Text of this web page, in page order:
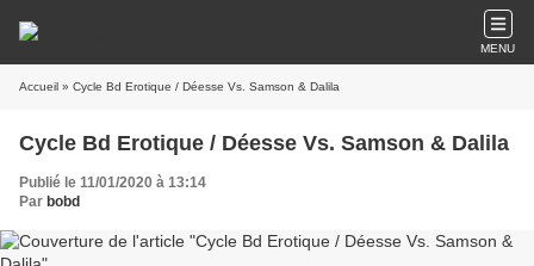
MENU
Accueil » Cycle Bd Erotique / Déesse Vs. Samson & Dalila
Cycle Bd Erotique / Déesse Vs. Samson & Dalila
Publié le 11/01/2020 à 13:14
Par bobd